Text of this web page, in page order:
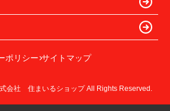
ポリシー サイトマップ
会社 住まいるショップ All Rights Reserved.